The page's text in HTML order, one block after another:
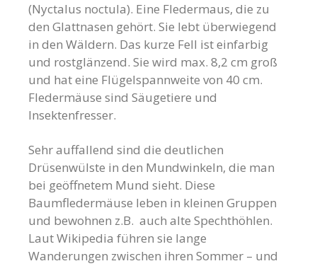
(Nyctalus noctula). Eine Fledermaus, die zu
den Glattnasen gehört. Sie lebt überwiegend
in den Wäldern. Das kurze Fell ist einfarbig
und rostglänzend. Sie wird max. 8,2 cm groß
und hat eine Flügelspannweite von 40 cm.
Fledermäuse sind Säugetiere und
Insektenfresser.
Sehr auffallend sind die deutlichen
Drüsenwülste in den Mundwinkeln, die man
bei geöffnetem Mund sieht. Diese
Baumfledermäuse leben in kleinen Gruppen
und bewohnen z.B. auch alte Spechthöhlen.
Laut Wikipedia führen sie lange
Wanderungen zwischen ihren Sommer – und